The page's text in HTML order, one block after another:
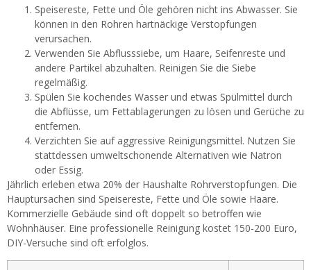
Speisereste, Fette und Öle gehören nicht ins Abwasser. Sie
können in den Rohren hartnäckige Verstopfungen
verursachen.
Verwenden Sie Abflusssiebe, um Haare, Seifenreste und
andere Partikel abzuhalten. Reinigen Sie die Siebe
regelmäßig.
Spülen Sie kochendes Wasser und etwas Spülmittel durch
die Abflüsse, um Fettablagerungen zu lösen und Gerüche zu
entfernen.
Verzichten Sie auf aggressive Reinigungsmittel. Nutzen Sie
stattdessen umweltschonende Alternativen wie Natron
oder Essig.
Jährlich erleben etwa 20% der Haushalte Rohrverstopfungen. Die
Hauptursachen sind Speisereste, Fette und Öle sowie Haare.
Kommerzielle Gebäude sind oft doppelt so betroffen wie
Wohnhäuser. Eine professionelle Reinigung kostet 150-200 Euro,
DIY-Versuche sind oft erfolglos.